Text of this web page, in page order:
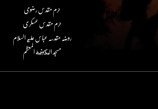
حرم مقدس رضوی
حرم مقدس عسکری
روضہ مقدسہ عباس علیہ السلام
مسجد الكوفة المعظم